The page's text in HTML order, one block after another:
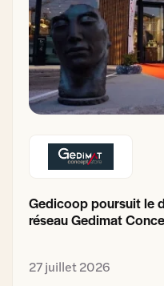
Gedicoop poursuit le
réseau Gedimat
27 juillet 2026